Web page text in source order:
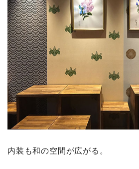
内装も和の空間が広がる。